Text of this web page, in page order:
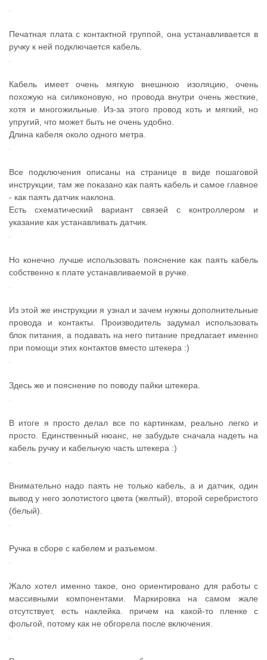
Печатная плата с контактной группой, она устанавливается в
ручку к ней подключается кабель.
Кабель имеет очень мягкую внешнюю изоляцию, очень
похожую на силиконовую, но провода внутри очень жесткие,
хотя и многожильные. Из-за этого провод хоть и мягкий, но
упругий, что может быть не очень удобно.
Длина кабеля около одного метра.
Все подключения описаны на странице в виде пошаговой
инструкции, там же показано как паять кабель и самое главное
- как паять датчик наклона.
Есть схематический вариант связей с контроллером и
указание как устанавливать датчик.
Но конечно лучше использовать пояснение как паять кабель
собственно к плате устанавливаемой в ручке.
Из этой же инструкции я узнал и зачем нужны дополнительные
провода и контакты. Производитель задумал использовать
блок питания, а подавать на него питание предлагает именно
при помощи этих контактов вместо штекера :)
Здесь же и пояснение по поводу пайки штекера.
В итоге я просто делал все по картинкам, реально легко и
просто. Единственный нюанс, не забудьте сначала надеть на
кабель ручку и кабельную часть штекера :)
Внимательно надо паять не только кабель, а и датчик, один
вывод у него золотистого цвета (желтый), второй серебристого
(белый).
Ручка в сборе с кабелем и разъемом.
Жало хотел именно такое, оно ориентировано для работы с
массивными компонентами. Маркировка на самом жале
отсутствует, есть наклейка. причем на какой-то пленке с
фольгой, потому как не обгорела после включения.